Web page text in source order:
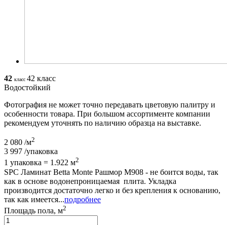
42 класс 42 класс
Водостойкий
Фотография не может точно передавать цветовую палитру и
особенности товара. При большом ассортименте компании
рекомендуем уточнять по наличию образца на выставке.
2 080 /м2
3 997 /упаковка
1 упаковка = 1.922 м2
SPC Ламинат Betta Monte Рашмор M908 - не боится воды, так
как в основе водонепроницаемая плита. Укладка
производится достаточно легко и без крепления к основанию,
так как имеется...подробнее
Площадь пола, м2